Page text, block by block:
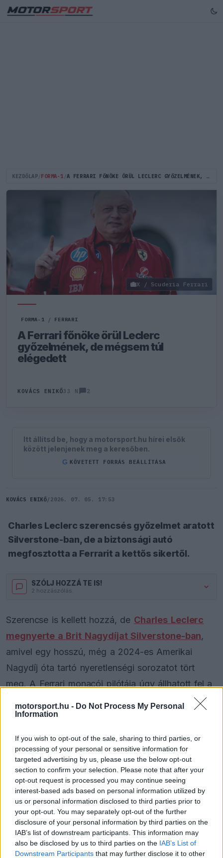
motorsport.hu - Do Not Process My Personal
Information
If you wish to opt-out of the sale, sharing to third parties, or
processing of your personal or sensitive information for
targeted advertising by us, please use the below opt-out
section to confirm your selection. Please note that after your
opt-out request is processed you may continue seeing
interest-based ads based on personal information utilized by
us or personal information disclosed to third parties prior to
your opt-out. You may separately opt-out of the further
disclosure of your personal information by third parties on the
IAB’s list of downstream participants. This information may
also be disclosed by us to third parties on the IAB’s List of
Downstream Participants that may further disclose it to other
KEZDŐLAP FORMA-1 A FERRARI FŐNÖKE ÖRÜL LECLERC GYŐZELMÉNEK, DE MÉGSEM TÚL ELÉGEDETT
X / Scuderia Ferrari
FORMA-1 / FERRARI
A Ferrari főnöke örül Leclerc
győzelmének, de mégsem túl
elégedett
KOVÁCS ENIKŐ33 N 2
Itt állítsd be, hogy a motorsport.hu hírei elsők
között jelenjenek meg a keresőben.
G KÖVETETT FORRÁS BEÁLLÍTÁSA
KOVÁCS ENIKŐ/ 2026. 07. 05. 17:53
Charles Leclerc szerencsés győzelmet aratott
Silverstone-ban, de a biztonsági autó
megfosztotta a Ferrarit a kettős sikertől.
SZÓLJ HOZZÁ TE IS!
2 hozzászólás.
Szerencse is kellett hozzá, de Charles Leclerc
megnyerte a Brit Nagydíjat Silverstone-ban,
amivel egy hosszú, még a 2024-es Amerikai
Nagydíj óta tartó nyeretlenségi sorozatot tört
meg. A Ferrari monacói pilótája úgy állhatott fel a
dobogó legfelső fokára, hogy a hajrában Andrea
Kimi Antonelli
Frederic Vasseur, a maranellóiak csapatfőnöke
rendkívül boldogan értékelte a sikert, amely az
osztrák hétvége kudarca után komoly
megkönnyebbülést jelentett a csapatnak. A
szakember kiállt a rengeteg kritikát kapó pilótája
mellett.